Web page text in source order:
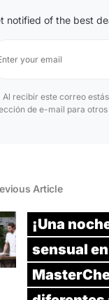
notified of the best
Al recibir este correo
de e-mail para otros
Article
¡Una
sensual en